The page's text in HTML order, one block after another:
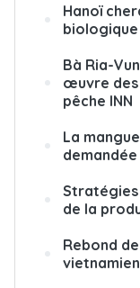
Hanoï
biologique
Bà Ria-
œuvre
pêche INN
La
de la
Rebond